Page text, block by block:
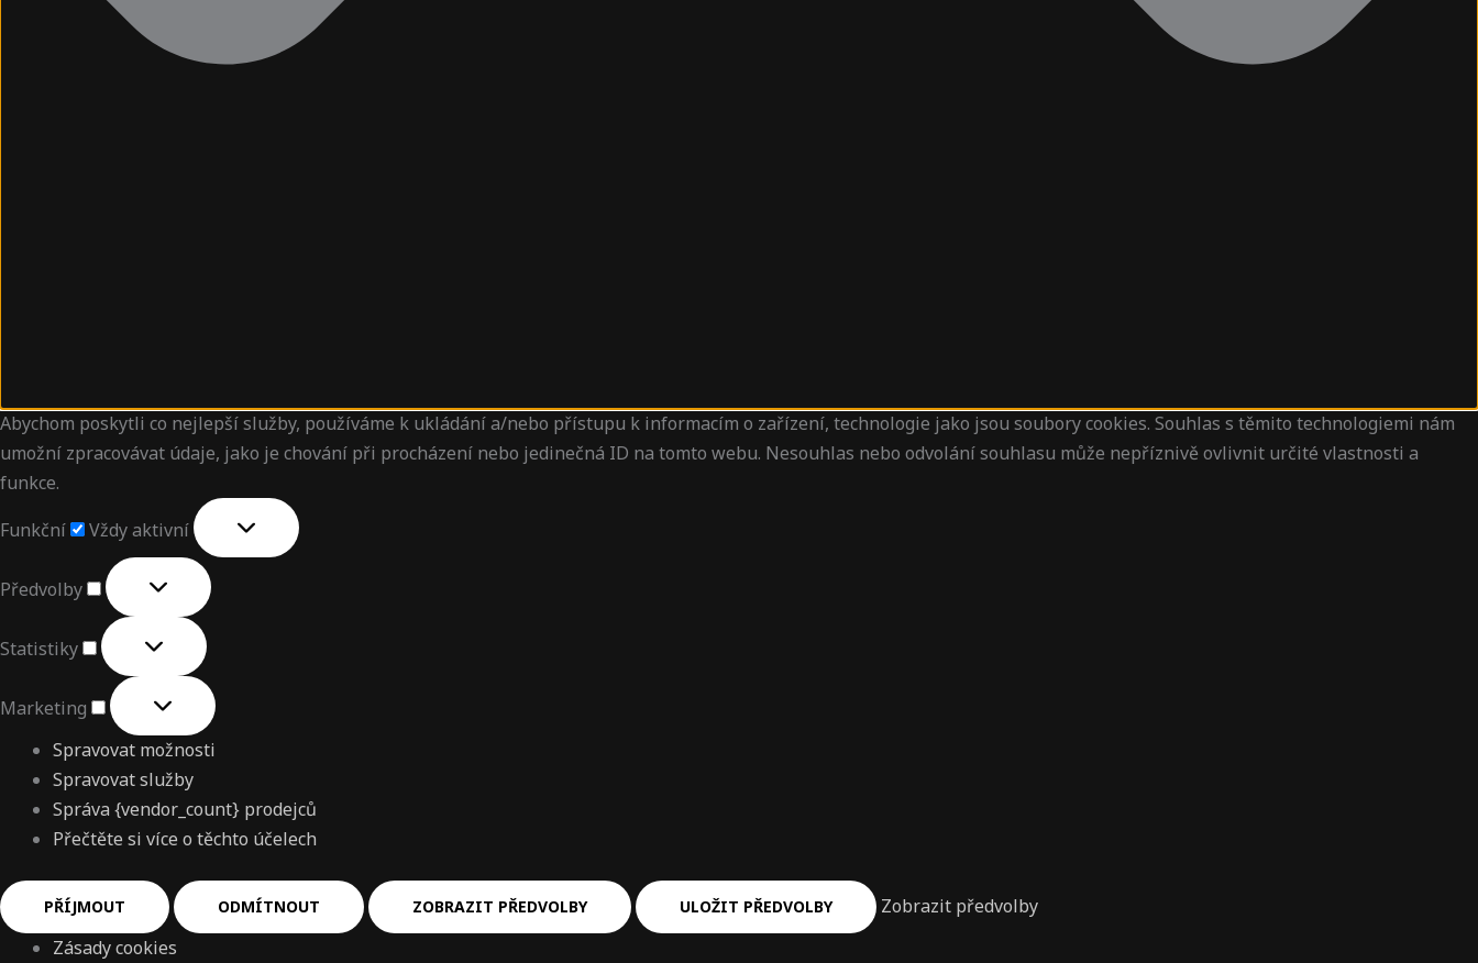
Abychom poskytli co nejlepší služby, používáme k ukládání a/nebo přístupu k informacím o zařízení, technologie jako jsou soubory cookies. Souhlas s těmito technologiemi nám
umožní zpracovávat údaje, jako je chování při procházení nebo jedinečná ID na tomto webu. Nesouhlas nebo odvolání souhlasu může nepříznivě ovlivnit určité vlastnosti a
funkce.
Funkční
Vždy aktivní
Předvolby
Statistiky
Marketing
Spravovat možnosti
Spravovat služby
Správa {vendor_count} prodejců
Přečtěte si více o těchto účelech
PŘÍJMOUT ODMÍTNOUT ZOBRAZIT PŘEDVOLBY ULOŽIT PŘEDVOLBY
Zobrazit předvolby
Zásady cookies